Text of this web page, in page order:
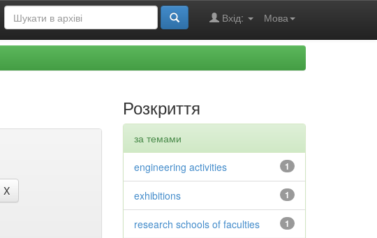
Мова
Вхід:
Розкриття
за темами
1
engineering activities
1
exhibitions
1
research schools of faculties